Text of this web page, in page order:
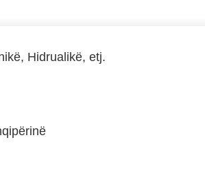
Hidrualikë, etj.